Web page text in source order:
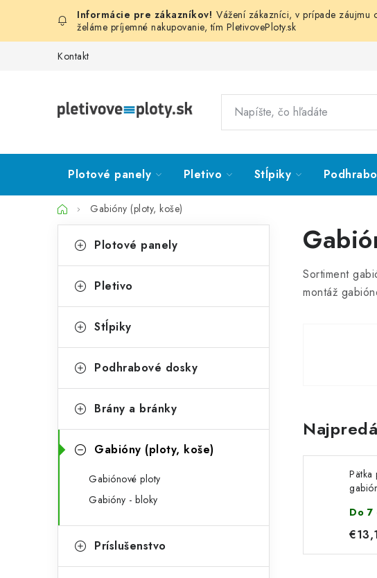
obsah
Vážení zákazníci, v prípade záujmu
želáme príjemné nakupovanie, tím PletivovePloty.sk
Kontakt
Plotové panely Pletivo Stĺpiky
DomovGabióny (ploty, koše)
o
n
ý
a
n
e
kategórie
a
e
ó
i
Plotové panely
Pletivo
Stĺpiky
Podhrabové dosky
Brány a bránky
Gabióny (ploty, koše)
Gabiónové ploty
Gabióny - bloky
Príslušenstvo
Sortiment
montáž
Pätka
Do 7